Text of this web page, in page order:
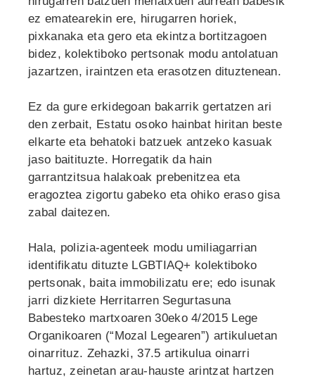
ez ematearekin ere, hirugarren horiek,
pixkanaka eta gero eta ekintza bortitzagoen
bidez, kolektiboko pertsonak modu antolatuan
jazartzen, iraintzen eta erasotzen dituztenean.
Ez da gure erkidegoan bakarrik gertatzen ari
den zerbait, Estatu osoko hainbat hiritan beste
elkarte eta behatoki batzuek antzeko kasuak
jaso baitituzte. Horregatik da hain
garrantzitsua halakoak prebenitzea eta
eragoztea zigortu gabeko eta ohiko eraso gisa
zabal daitezen.
Hala, polizia-agenteek modu umiliagarrian
identifikatu dituzte LGBTIAQ+ kolektiboko
pertsonak, baita immobilizatu ere; edo isunak
jarri dizkiete Herritarren Segurtasuna
Babesteko martxoaren 30eko 4/2015 Lege
Organikoaren (“Mozal Legearen”) artikuluetan
oinarrituz. Zehazki, 37.5 artikulua oinarri
hartuz, zeinetan arau-hauste arintzat hartzen